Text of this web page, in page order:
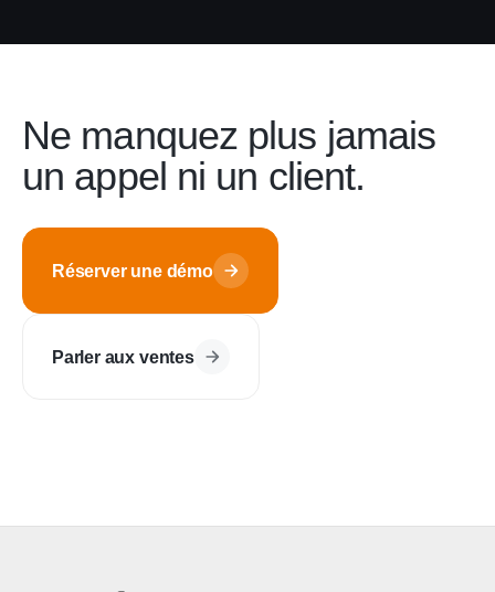
Ne manquez plus jamais
un appel ni un client.
Réserver une démo
Parler aux ventes